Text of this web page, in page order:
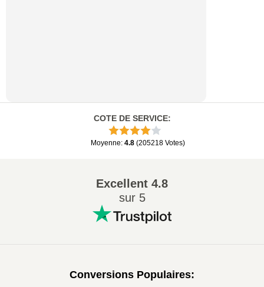
COTE DE SERVICE:
Moyenne: 4.8 (205218 Votes)
Excellent 4.8
sur 5
Conversions Populaires: